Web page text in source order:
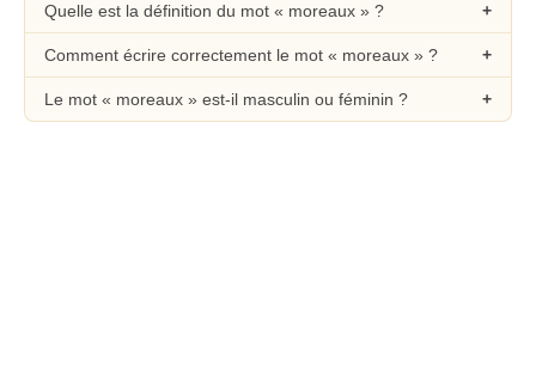
Quelle est la définition du mot « moreaux » ?
Comment écrire correctement le mot « moreaux » ?
Le mot « moreaux » est-il masculin ou féminin ?